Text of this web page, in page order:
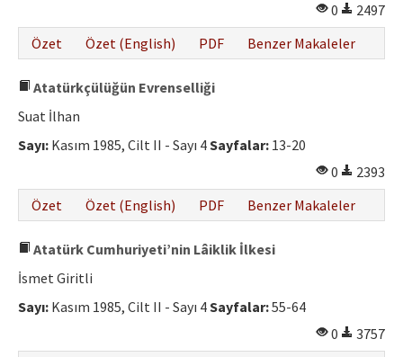
0
2497
Özet
Özet (English) PDF Benzer Makaleler
Atatürkçülüğün Evrenselliği
Suat İlhan
Sayı: Kasım 1985, Cilt II - Sayı 4Sayfalar: 13-20
0
2393
Özet
Özet (English) PDF Benzer Makaleler
Atatürk Cumhuriyeti’nin Lâiklik İlkesi
İsmet Giritli
Sayı: Kasım 1985, Cilt II - Sayı 4Sayfalar:55-64
0
3757